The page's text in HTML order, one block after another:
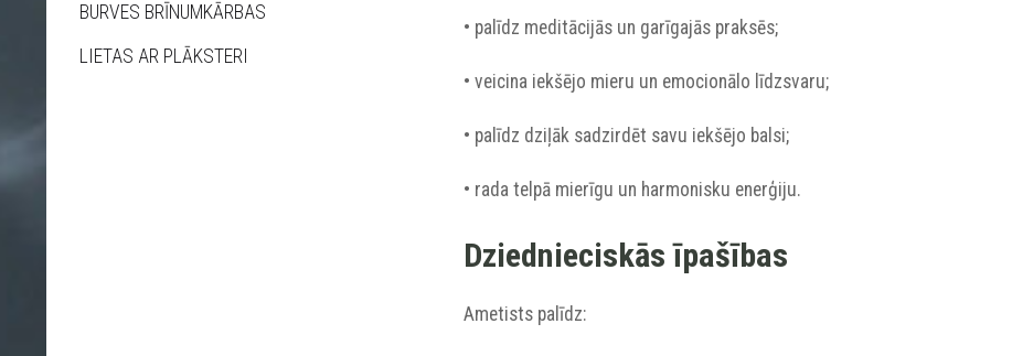
BURVES BRĪNUMKĀRBAS
LIETAS AR PLĀKSTERI
• palīdz meditācijās un garīgajās praksēs;
• veicina iekšējo mieru un emocionālo līdzsvaru;
• palīdz dziļāk sadzirdēt savu iekšējo balsi;
• rada telpā mierīgu un harmonisku enerģiju.
Dziednieciskās īpašības
Ametists palīdz: